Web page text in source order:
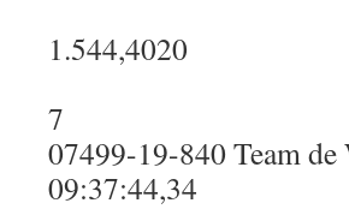
1.544,4020
7
07499-19-840 Team
09:37:44,34